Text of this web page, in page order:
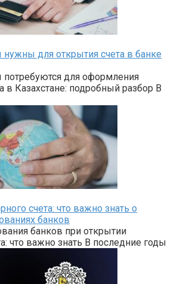
для открытия счета в банке
для оформления
в Казахстане: подробный разбор В
счета: что важно знать о
банков
банков при открытии
что важно знать В последние годы